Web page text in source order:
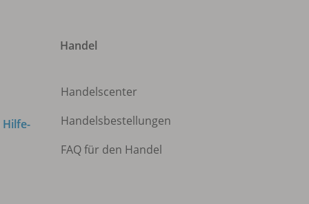
Hilfe-
Handel
Handelscenter
Handelsbestellungen
FAQ für den Handel